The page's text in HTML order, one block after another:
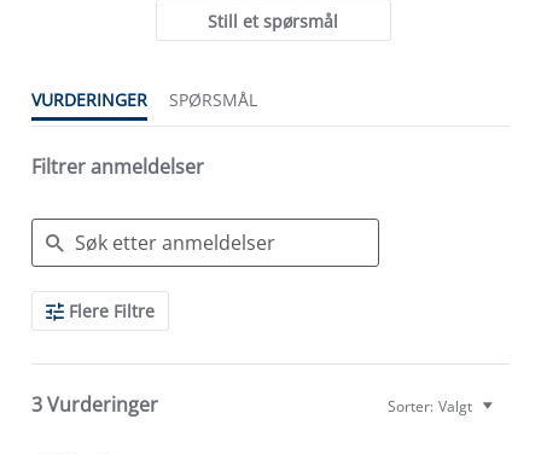
Still et spørsmål
VURDERINGER SPØRSMÅL
Filtrer anmeldelser
Search
ReviewsFlere Filtre
3 Vurderinger Sorter: Valgt